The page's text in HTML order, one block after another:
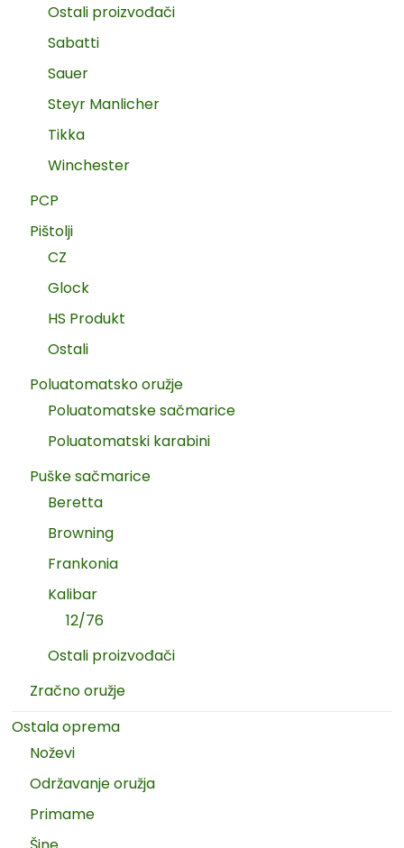
Ostali proizvođači
Sabatti
Sauer
Steyr Manlicher
Tikka
Winchester
PCP
Pištolji
CZ
Glock
HS Produkt
Ostali
Poluatomatsko oružje
Poluatomatske sačmarice
Poluatomatski karabini
Puške sačmarice
Beretta
Browning
Frankonia
Kalibar
12/76
Ostali proizvođači
Zračno oružje
Ostala oprema
Noževi
Održavanje oružja
Primame